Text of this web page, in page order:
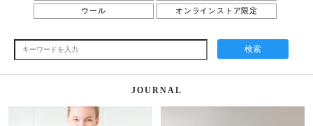
ウール オンラインストア限定
検索
JOURNAL